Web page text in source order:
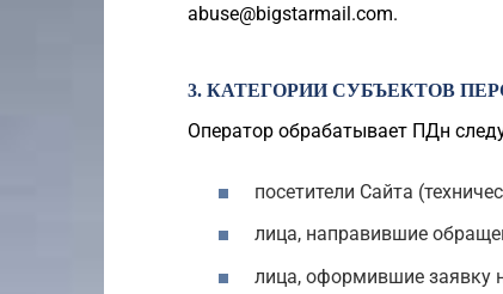
abuse@bigstarmail.com.
3. КАТЕГОРИИ СУБЪЕКТОВ
Оператор обрабатывает ПДн
посетители Сайта
лица, направившие
лица, оформившие заявку